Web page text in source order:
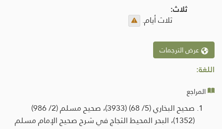
ثلاث:
ثلاث أيام.
عرض الترجمات
اللغة:
المراجع
صحيح البخاري (5/ 68) (3933)، صحيح مسلم (2/ 986)
(1352)، البحر المحيط الثجاج في شرح صحيح الإمام مسلم